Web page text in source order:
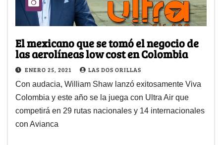
El mexicano que se tomó el negocio de
las aerolíneas low cost en Colombia
ENERO 25, 2021 LAS DOS ORILLAS
Con audacia, William Shaw lanzó exitosamente Viva
Colombia y este año se la juega con Ultra Air que
competirá en 29 rutas nacionales y 14 internacionales
con Avianca